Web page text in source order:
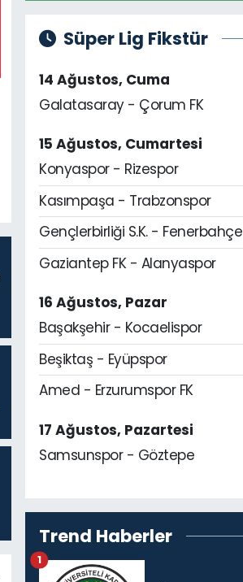
Süper Lig Fikstür
14 Ağustos, Cuma
Galatasaray - Çorum FK
15 Ağustos, Cumartesi
Konyaspor - Rizespor
Kasımpaşa - Trabzonspor
Gençlerbirliği S.K. - Fenerbahçe
Gaziantep FK - Alanyaspor
16 Ağustos, Pazar
Başakşehir - Kocaelispor
Beşiktaş - Eyüpspor
Amed - Erzurumspor FK
17 Ağustos, Pazartesi
Samsunspor - Göztepe
Trend Haberler
1